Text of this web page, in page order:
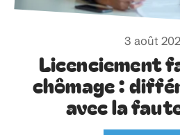
3 août
Licenciement
chômage :
avec la